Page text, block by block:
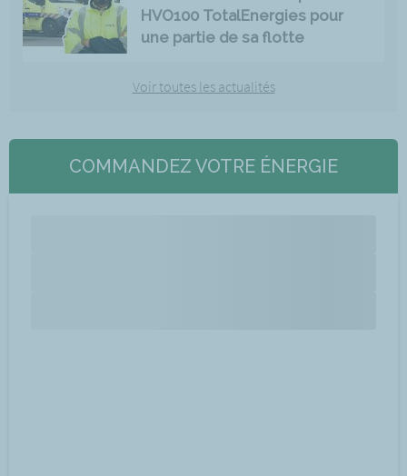
HVO100 TotalEnergies pour
une partie de sa flotte
Voir toutes les actualités
COMMANDEZ VOTRE ÉNERGIE